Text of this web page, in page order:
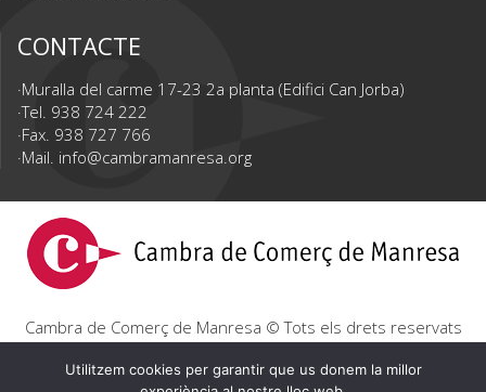
CONTACTE
Muralla del carme 17-23 2a planta (Edifici Can Jorba)
Tel. 938 724 222
Fax. 938 727 766
Mail. info@cambramanresa.org
Cambra de Comerç de Manresa © Tots els drets reservats
Avís Legal Política de privacitat Política de cookies
Utilitzem cookies per garantir que us donem la millor